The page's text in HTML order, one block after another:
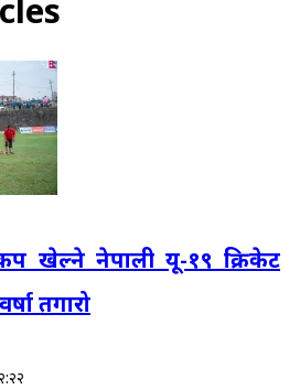
खेल्ने नेपाली यू-१९ क्रिकेट
तगारो